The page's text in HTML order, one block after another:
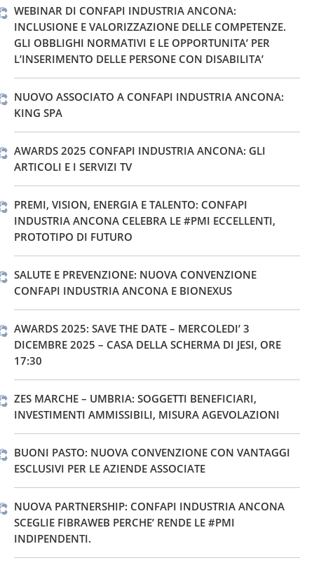
WEBINAR DI CONFAPI INDUSTRIA ANCONA:
INCLUSIONE E VALORIZZAZIONE DELLE COMPETENZE.
GLI OBBLIGHI NORMATIVI E LE OPPORTUNITA’ PER
L’INSERIMENTO DELLE PERSONE CON DISABILITA’
NUOVO ASSOCIATO A CONFAPI INDUSTRIA ANCONA:
KING SPA
AWARDS 2025 CONFAPI INDUSTRIA ANCONA: GLI
ARTICOLI E I SERVIZI TV
PREMI, VISION, ENERGIA E TALENTO: CONFAPI
INDUSTRIA ANCONA CELEBRA LE #PMI ECCELLENTI,
PROTOTIPO DI FUTURO
SALUTE E PREVENZIONE: NUOVA CONVENZIONE
CONFAPI INDUSTRIA ANCONA E BIONEXUS
AWARDS 2025: SAVE THE DATE – MERCOLEDI’ 3
DICEMBRE 2025 – CASA DELLA SCHERMA DI JESI, ORE
17:30
ZES MARCHE – UMBRIA: SOGGETTI BENEFICIARI,
INVESTIMENTI AMMISSIBILI, MISURA AGEVOLAZIONI
BUONI PASTO: NUOVA CONVENZIONE CON VANTAGGI
ESCLUSIVI PER LE AZIENDE ASSOCIATE
NUOVA PARTNERSHIP: CONFAPI INDUSTRIA ANCONA
SCEGLIE FIBRAWEB PERCHE’ RENDE LE #PMI
INDIPENDENTI.